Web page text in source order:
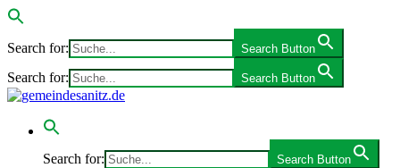
Search for: Search Button
Search for: Search Button
Search for: Search Button